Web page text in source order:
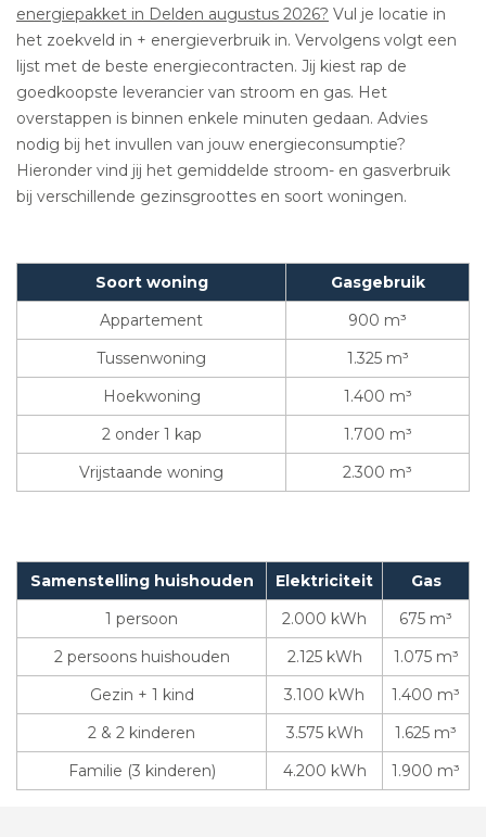
energiepakket in Delden augustus 2026? Vul je locatie in
het zoekveld in + energieverbruik in. Vervolgens volgt een
lijst met de beste energiecontracten. Jij kiest rap de
goedkoopste leverancier van stroom en gas. Het
overstappen is binnen enkele minuten gedaan. Advies
nodig bij het invullen van jouw energieconsumptie?
Hieronder vind jij het gemiddelde stroom- en gasverbruik
bij verschillende gezinsgroottes en soort woningen.
Soort woning
Gasgebruik
Appartement
900 m³
Tussenwoning
1.325 m³
Hoekwoning
1.400 m³
2 onder 1 kap
1.700 m³
Vrijstaande woning
2.300 m³
Samenstelling huishouden Elektriciteit
Gas
1 persoon
2.000 kWh
675 m³
2 persoons huishouden
2.125 kWh
1.075 m³
Gezin + 1 kind
3.100 kWh
1.400 m³
2 & 2 kinderen
3.575 kWh
1.625 m³
Familie (3 kinderen)
4.200 kWh 1.900 m³